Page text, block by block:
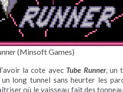
(Minsoft Games)
la cote avec Tube Runner, un
long tunnel sans heurter les
où le vaisseau fait des